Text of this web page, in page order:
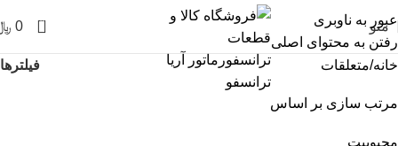
عبور به ناوبری
رفتن به محتوای اصلی
منو 0
0
خانه متعلقات فیلترها
مرتب سازی بر اساس
محبوبیت